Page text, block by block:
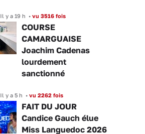
Il y a 19 h • vu 3516 fois
COURSE
CAMARGUAISE
Joachim Cadenas
lourdement
sanctionné
Il y a 5 h • vu 2262 fois
FAIT DU JOUR
Candice Gauch élue
Miss Languedoc 2026